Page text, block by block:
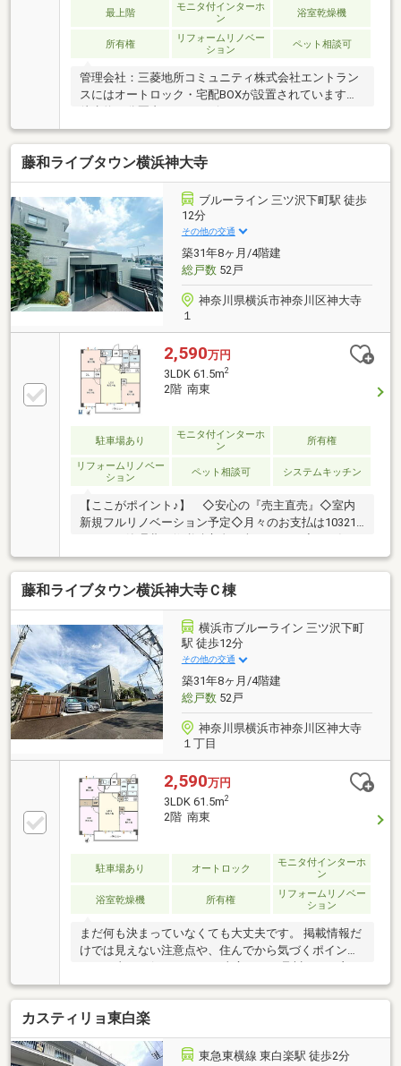
最上階
モニタ付インターホ
ン
浴室乾燥機
所有権
リフォームリノベー
ション
ペット相談可
管理会社：三菱地所コミュニティ株式会社エントラン
スにはオートロック・宅配BOXが設置されています。
ー、銀行、郵便局、医院などもあり生活環境が整って
おります。～株式会社レジデンス～ご所有不動産のご
売却、お住まいのご購入はお任せ下さい。■資金計画
について■購入条件について■税金について・・・等不
動産に関することなら、どのようなことでもお気軽に
ご相談くださいインターネット未掲載の物件も多数取
り扱っております。
藤和ライブタウン横浜神大寺
ブルーライン 三ツ沢下町駅 徒歩
12分
その他の交通
築31年8ヶ月/4階建
総戸数52戸
神奈川県横浜市神奈川区神大寺
１
2,590万円
3LDK 61.5m2
2階 南東
駐車場あり
モニタ付インターホ
ン
所有権
リフォームリノベー
ション
ペット相談可 システムキッチン
【ここがポイント♪】 ◇安心の『売主直売』◇室内
新規フルリノベーション予定◇月々のお支払は103210
町駅徒歩12分の好立地◇ペット２匹飼育可能物件◇南
東向き２階部分、陽当り・風通し良好◇新耐震基準マ
ンション、住宅ローン減税利用可能◇徒歩圏内にスー
パーやコンビニなど生活関連施設充実◇駐車場空有
(2026年6月8日現在)■住まい探しのお手伝いいたしま
すお客様のご不安点を解消し、不動産のプロがお住ま
い探しのお手伝いいたします※藤和ライブタウン神大
寺C棟
藤和ライブタウン横浜神大寺Ｃ棟
横浜市ブルーライン 三ツ沢下町
駅 徒歩12分
その他の交通
築31年8ヶ月/4階建
総戸数52戸
神奈川県横浜市神奈川区神大寺
１丁目
2,590万円
3LDK 61.5m2
2階 南東
駐車場あり オートロック
モニタ付インターホ
ン
浴室乾燥機 所有権
リフォームリノベー
ション
まだ何も決まっていなくても大丈夫です。 掲載情報だ
けでは見えない注意点や、住んでから気づくポイント
ことも悪いことも包み隠さずお伝えし、「納得して選
ぶ
カスティリョ東白楽
東急東横線 東白楽駅 徒歩2分